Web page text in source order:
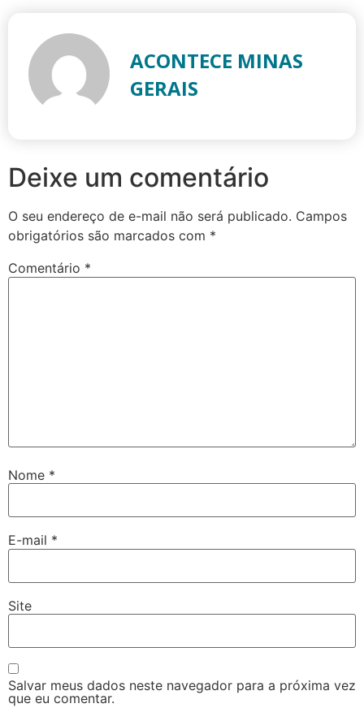
ACONTECE MINAS
GERAIS
Deixe um comentário
O seu endereço de e-mail não será publicado. Campos
obrigatórios são marcados com *
Comentário *
Nome *
E-mail *
Site
Salvar meus dados neste navegador para a próxima vez
que eu comentar.